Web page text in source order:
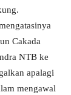
Cakada
NTB ke
apalagi
mengawal